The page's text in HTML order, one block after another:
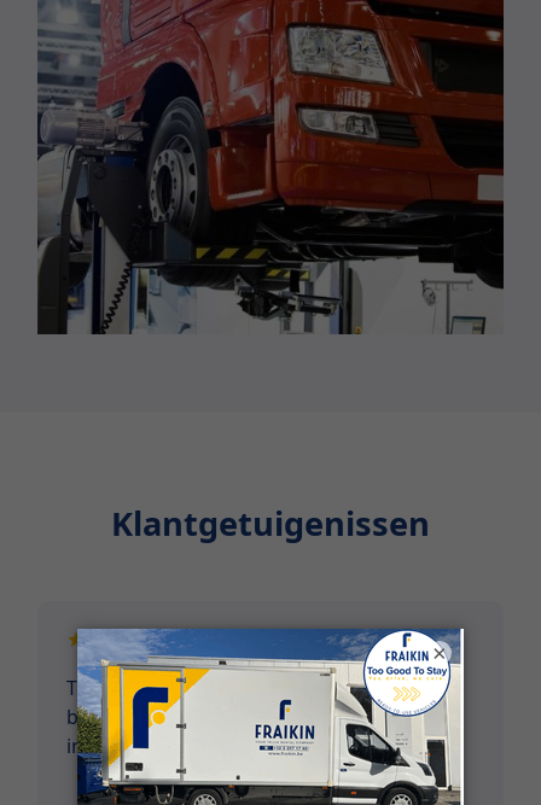
Klantgetuigenissen
Top service vanaf eerste contact tem terug
brengen van voertuig. Voertuigen verkeren
in perfecte staat! Niets op aan te merken.
×